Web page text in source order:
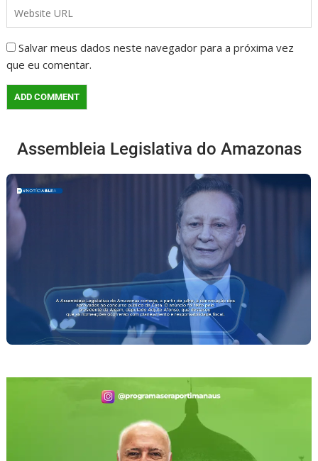
Salvar meus dados neste navegador para a próxima vez
que eu comentar.
Assembleia Legislativa do Amazonas